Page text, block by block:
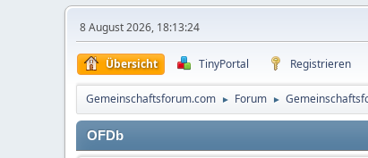
8 August 2026, 18:13:24
Übersicht TinyPortal Registrieren
Gemeinschaftsforum.com ► Forum ►
OFDb